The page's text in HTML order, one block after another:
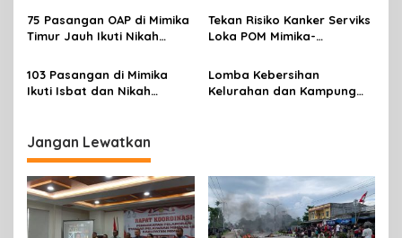
75 Pasangan OAP di Mimika
Timur Jauh Ikuti Nikah
Tekan Risiko Kanker Serviks
Loka POM Mimika-
Bagi 300 Perempuan
103 Pasangan di Mimika
Ikuti Isbat dan Nikah
Lomba Kebersihan
Kelurahan dan Kampung
Jangan Lewatkan